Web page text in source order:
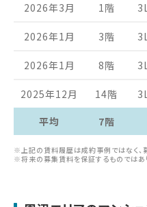
2026年3月 1階
2026年1月 3階
2026年1月 8階
2025年12月 14階
平均
7階
※上記の賃料履歴は成約事例ではなく、
※将来の募集賃料を保証するものではあ